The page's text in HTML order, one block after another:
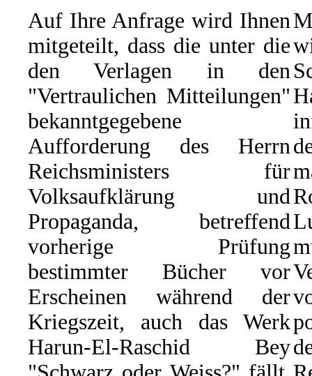
Auf Ihre Anfrage wird Ihnen
mitgeteilt, dass die unter die
den Verlagen in den
"Vertraulichen Mitteilungen"
bekanntgegebene
Aufforderung des Herrn
Reichsministers für
Volksaufklärung und
Propaganda, betreffend
vorherige Prüfung
bestimmter Bücher vor
Erscheinen während der
Kriegszeit, auch das Werk
Harun-El-Raschid Bey